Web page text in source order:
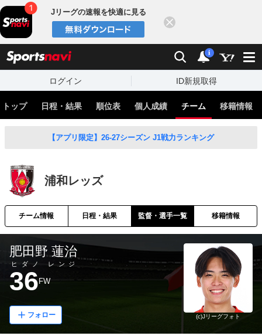
Jリーグの速報を快適に見る
検索 通知
i
ログイン ID新規取得
トップ 日程・結果 順位表 個人成績 チーム 移籍情報
【アプリ限定】26-27シーズン J1戦力ランキング
浦和レッズ
チーム情報 日程・結果 監督・選手一覧 移籍情報
肥田野 蓮治
ヒダノ レンジ
36 FW
フォロー (c)Jリーグフォト